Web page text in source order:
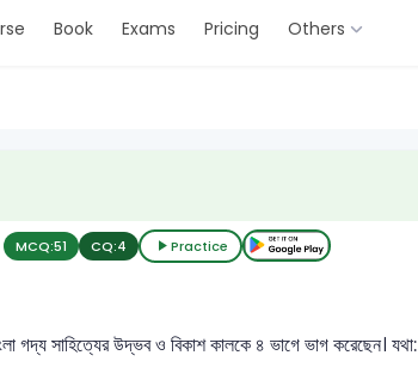
Book Exams Pricing Others
MCQ:51 CQ:4 Practice
গদ্য সাহিত্যের উদ্ভব ও বিকাশ কালকে ৪ ভাগে ভাগ করেছেন। যথা: